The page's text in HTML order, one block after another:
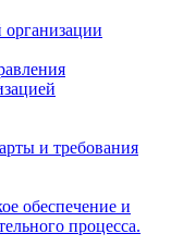
организации
и требования
обеспечение и
процесса.